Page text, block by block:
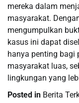
mereka dalam
masyarakat.
mengumpulkan
kasus ini dapat
hanya penting bagi
masyarakat luas,
lingkungan yang
Posted in Berita